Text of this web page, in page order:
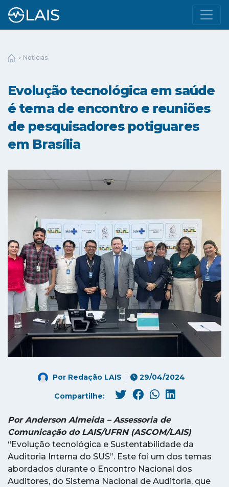
Notícias
Evolução tecnológica em saúde
é tema de encontro e reuniões
de pesquisadores potiguares
em Brasília
Por Redação LAIS 29/04/2024
Compartilhe:
Por Anderson Almeida – Assessoria de
Comunicação do LAIS/UFRN (ASCOM/LAIS)
“Evolução tecnológica e Sustentabilidade da
Auditoria Interna do SUS”. Este foi um dos temas
abordados durante o Encontro Nacional dos
Auditores, do Sistema Nacional de Auditoria, que